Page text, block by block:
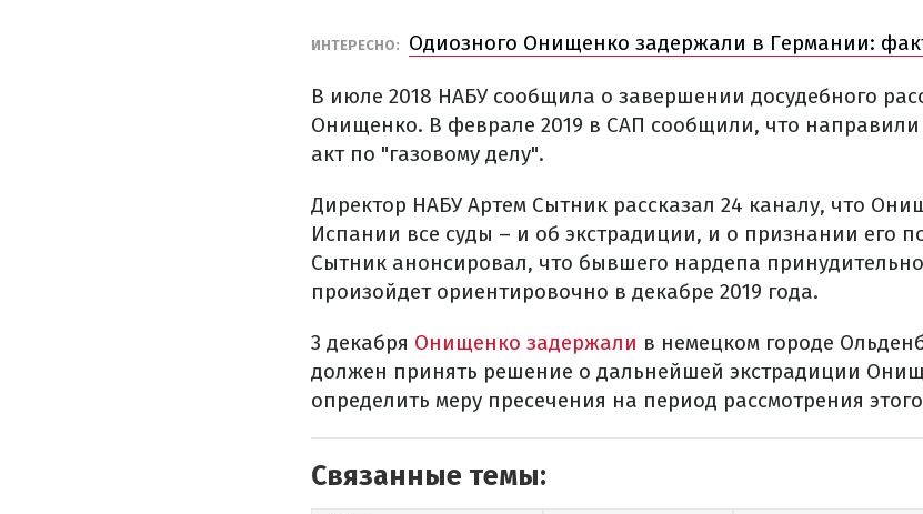
ИНТЕРЕСНО: Одиозного Онищенко задержали в Германии:
В июле 2018 НАБУ сообщила о завершении досудебного
Онищенко. В феврале 2019 в САП сообщили, что
акт по "газовому делу".
Директор НАБУ Артем Сытник рассказал 24 каналу, что
Испании все суды – и об экстрадиции, и о признании его
Сытник анонсировал, что бывшего нардепа
произойдет ориентировочно в декабре 2019 года.
3 декабря Онищенко задержали в немецком городе
должен принять решение о дальнейшей экстрадиции
определить меру пресечения на период рассмотрения
Связанные темы: